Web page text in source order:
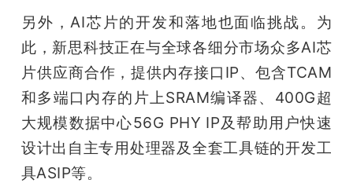
另外，AI芯片的开发和落地也面临挑战。为
此，新思科技正在与全球各细分市场众多AI芯
片供应商合作，提供内存接口IP、包含TCAM
和多端口内存的片上SRAM编译器、400G超
大规模数据中心56G PHY IP及帮助用户快速
设计出自主专用处理器及全套工具链的开发工
具ASIP等。